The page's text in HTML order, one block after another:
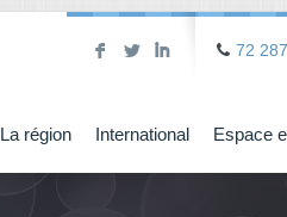
F L I 72
La région International Espace